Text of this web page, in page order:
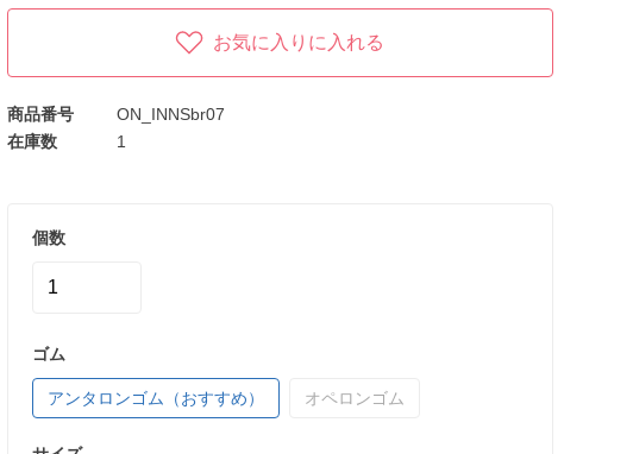
お気に入りに入れる
商品番号
ON_INNSbr07
在庫数
1
個数
ゴム
アンタロンゴム（おすすめ） オペロンゴム